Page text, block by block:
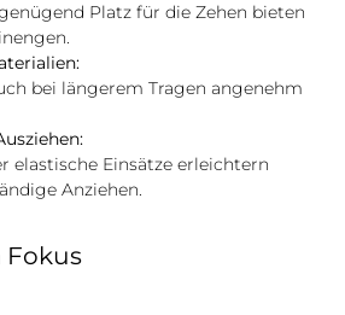
Platz für die Zehen bieten
bei längerem Tragen angenehm
elastische Einsätze erleichtern
Anziehen.
Fokus